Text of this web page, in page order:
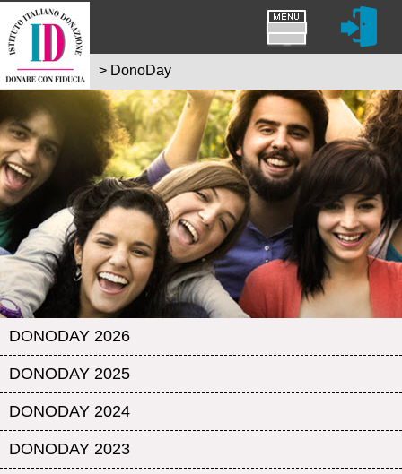
DONODAY 2026
DONODAY 2025
DONODAY 2024
DONODAY 2023
> DonoDay